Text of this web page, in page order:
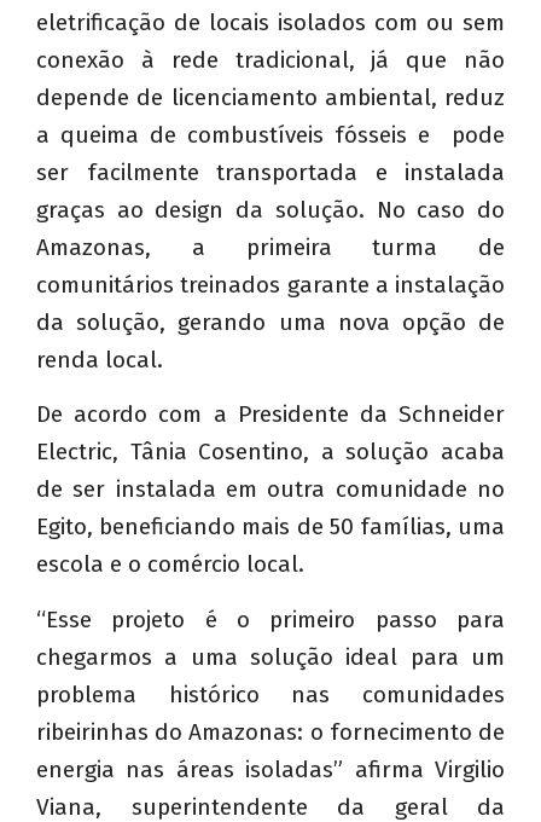
eletrificação de locais isolados com ou sem
conexão à rede tradicional, já que não
depende de licenciamento ambiental, reduz
a queima de combustíveis fósseis e pode
ser facilmente transportada e instalada
graças ao design da solução. No caso do
Amazonas, a primeira turma de
comunitários treinados garante a instalação
da solução, gerando uma nova opção de
renda local.
De acordo com a Presidente da Schneider
Electric, Tânia Cosentino, a solução acaba
de ser instalada em outra comunidade no
Egito, beneficiando mais de 50 famílias, uma
escola e o comércio local.
“Esse projeto é o primeiro passo para
chegarmos a uma solução ideal para um
problema histórico nas comunidades
ribeirinhas do Amazonas: o fornecimento de
energia nas áreas isoladas” afirma Virgilio
Viana, superintendente da geral da